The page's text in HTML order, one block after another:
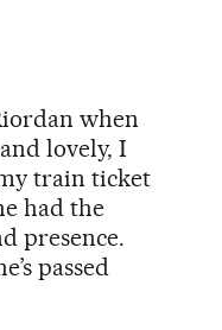
when
lovely, I
train ticket
had the
presence.
passed